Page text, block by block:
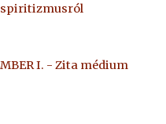
spiritizmusról
I. - Zita médium